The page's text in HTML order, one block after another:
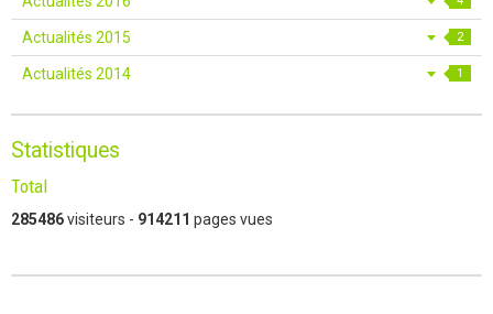
Actualités 2015 2
Actualités 2014 1
Statistiques
Total
285486visiteurs - 914211 pages vues